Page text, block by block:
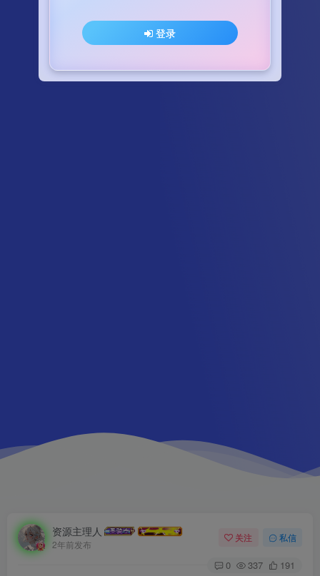
资源主理人
2年前发布
关注 私信
0 337 191
登录